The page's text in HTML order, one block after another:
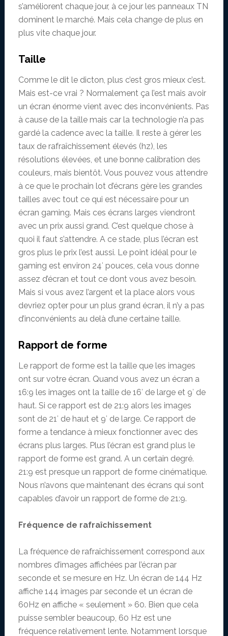
s’améliorent chaque jour, à ce jour les panneaux TN
dominent le marché. Mais cela change de plus en
plus vite chaque jour.
Taille
Comme le dit le dicton, plus c’est gros mieux c’est.
Mais est-ce vrai ? Normalement ça l’est mais avoir
un écran énorme vient avec des inconvénients. Pas
à cause de la taille mais car la technologie n’a pas
gardé la cadence avec la taille. Il reste à gérer les
taux de rafraîchissement élevés (hz), les
résolutions élevées, et une bonne calibration des
couleurs, mais bientôt. Vous pouvez vous attendre
à ce que le prochain lot d’écrans gère les grandes
tailles avec tout ce qui est nécessaire pour un
écran gaming. Mais ces écrans larges viendront
avec un prix aussi grand. C’est quelque chose à
quoi il faut s’attendre. A ce stade, plus l’écran est
gros plus le prix l’est aussi. Le point idéal pour le
gaming est environ 24′ pouces, cela vous donne
assez d’écran et tout ce dont vous avez besoin.
Mais si vous avez l’argent et la place alors vous
devriez opter pour un plus grand écran, il n’y a pas
d’inconvénients au delà d’une certaine taille.
Rapport de forme
Le rapport de forme est la taille que les images
ont sur votre écran. Quand vous avez un écran a
16:9 les images ont la taille de 16′ de large et 9′ de
haut. Si ce rapport est de 21:9 alors les images
sont de 21′ de haut et 9′ de large. Ce rapport de
forme a tendance à mieux fonctionner avec des
écrans plus larges. Plus l’écran est grand plus le
rapport de forme est grand. A un certain degré.
21:9 est presque un rapport de forme cinématique.
Nous n’avons que maintenant des écrans qui sont
capables d’avoir un rapport de forme de 21:9.
Fréquence de rafraîchissement
La fréquence de rafraîchissement correspond aux
nombres d’images affichées par l’écran par
seconde et se mesure en Hz. Un écran de 144 Hz
affiche 144 images par seconde et un écran de
60Hz en affiche « seulement » 60. Bien que cela
puisse sembler beaucoup, 60 Hz est une
fréquence relativement lente. Notamment lorsque